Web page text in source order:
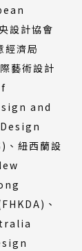
設計協會
濟局
藝術設計
and
紐西蘭設
、